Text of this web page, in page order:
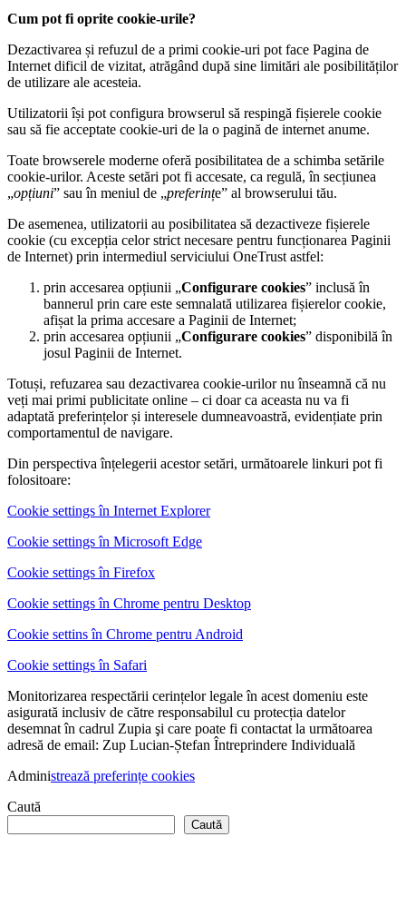
Cum pot fi oprite cookie-urile?
Dezactivarea și refuzul de a primi cookie-uri pot face Pagina de
Internet dificil de vizitat, atrăgând după sine limitări ale posibilităților
de utilizare ale acesteia.
Utilizatorii își pot configura browserul să respingă fișierele cookie
sau să fie acceptate cookie-uri de la o pagină de internet anume.
Toate browserele moderne oferă posibilitatea de a schimba setările
cookie-urilor. Aceste setări pot fi accesate, ca regulă, în secțiunea
„opțiuni” sau în meniul de „preferințe” al browserului tău.
De asemenea, utilizatorii au posibilitatea să dezactiveze fișierele
cookie (cu excepția celor strict necesare pentru funcționarea Paginii
de Internet) prin intermediul serviciului OneTrust astfel:
prin accesarea opțiunii „Configurare cookies” inclusă în
bannerul prin care este semnalată utilizarea fișierelor cookie,
afișat la prima accesare a Paginii de Internet;
prin accesarea opțiunii „Configurare cookies” disponibilă în
josul Paginii de Internet.
Totuși, refuzarea sau dezactivarea cookie-urilor nu înseamnă că nu
veți mai primi publicitate online – ci doar ca aceasta nu va fi
adaptată preferințelor și interesele dumneavoastră, evidențiate prin
comportamentul de navigare.
Din perspectiva înțelegerii acestor setări, următoarele linkuri pot fi
folositoare:
Cookie settings în Internet Explorer
Cookie settings în Microsoft Edge
Cookie settings în Firefox
Cookie settings în Chrome pentru Desktop
Cookie settins în Chrome pentru Android
Cookie settings în Safari
Monitorizarea respectării cerințelor legale în acest domeniu este
asigurată inclusiv de către responsabilul cu protecția datelor
desemnat în cadrul Zupia şi care poate fi contactat la următoarea
adresă de email: Zup Lucian-Ștefan Întreprindere Individuală
Administrează preferințe cookies
Caută
Caută